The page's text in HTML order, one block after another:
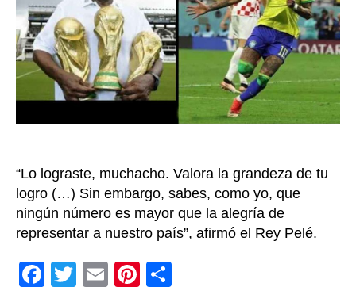
y
le
que
“Lo lograste, muchacho. Valora la grandeza de tu
logro (…) Sin embargo, sabes, como yo, que
ningún número es mayor que la alegría de
representar a nuestro país”, afirmó el Rey Pelé.
F
T
E
Pi